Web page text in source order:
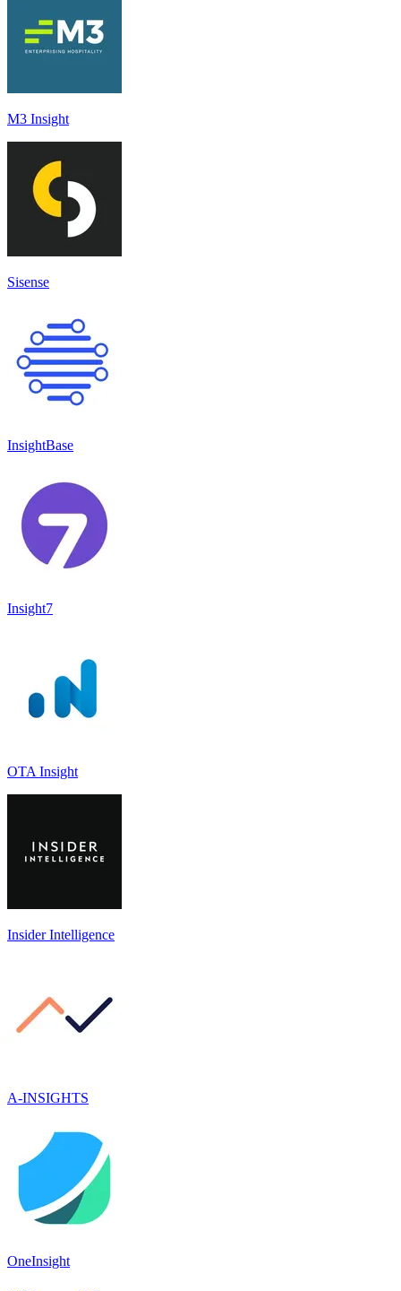
M3 Insight
Sisense
InsightBase
Insight7
OTA Insight
Insider Intelligence
A-INSIGHTS
OneInsight